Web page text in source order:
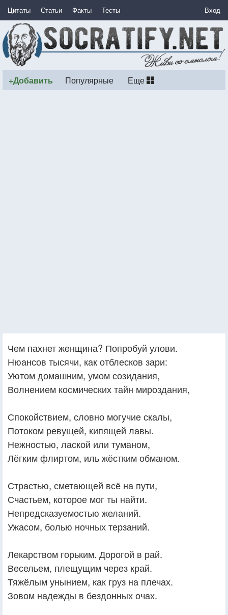
Цитаты Статьи Факты Тесты Вход
+Добавить Популярные Еще
Чем пахнет женщина? Попробуй улови.
Нюансов тысячи, как отблесков зари:
Уютом домашним, умом созидания,
Волнением космических тайн мироздания,
Спокойствием, словно могучие скалы,
Потоком ревущей, кипящей лавы.
Нежностью, лаской или туманом,
Лёгким флиртом, иль жёстким обманом.
Страстью, сметающей всё на пути,
Счастьем, которое мог ты найти.
Непредсказуемостью желаний.
Ужасом, болью ночных терзаний.
Лекарством горьким. Дорогой в рай.
Весельем, плещущим через край.
Тяжёлым унынием, как груз на плечах.
Зовом надежды в бездонных очах.